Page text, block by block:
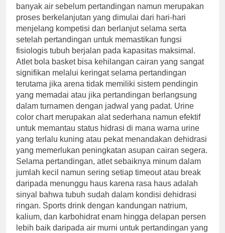
banyak air sebelum pertandingan namun merupakan
proses berkelanjutan yang dimulai dari hari-hari
menjelang kompetisi dan berlanjut selama serta
setelah pertandingan untuk memastikan fungsi
fisiologis tubuh berjalan pada kapasitas maksimal.
Atlet bola basket bisa kehilangan cairan yang sangat
signifikan melalui keringat selama pertandingan
terutama jika arena tidak memiliki sistem pendingin
yang memadai atau jika pertandingan berlangsung
dalam turnamen dengan jadwal yang padat. Urine
color chart merupakan alat sederhana namun efektif
untuk memantau status hidrasi di mana warna urine
yang terlalu kuning atau pekat menandakan dehidrasi
yang memerlukan peningkatan asupan cairan segera.
Selama pertandingan, atlet sebaiknya minum dalam
jumlah kecil namun sering setiap timeout atau break
daripada menunggu haus karena rasa haus adalah
sinyal bahwa tubuh sudah dalam kondisi dehidrasi
ringan. Sports drink dengan kandungan natrium,
kalium, dan karbohidrat enam hingga delapan persen
lebih baik daripada air murni untuk pertandingan yang